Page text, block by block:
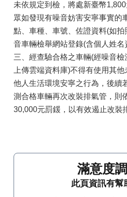
未依規定到檢，將處新臺幣
眾如發現有噪音妨害安寧事實的
點、車種、車號、佐證資料(如
音車輛檢舉網站登錄(含個人姓名
三、經查驗合格之車輛(經噪音
上傳雲端資料庫)不得有使用其
他人生活環境安寧之行為，後續
測合格車輛再次改裝排氣管，則
30,000元罰鍰，以有效遏止改裝
滿意度
此頁資訊有幫